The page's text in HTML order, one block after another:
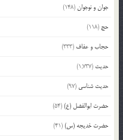
جوان و نوجوان(148)
حج (118)
حجاب و عفاف (333)
حدیث (1,737)
حدیث شناسی (97)
حضرت ابوالفضل (ع)(54)
حضرت خدیجه (س)(41)